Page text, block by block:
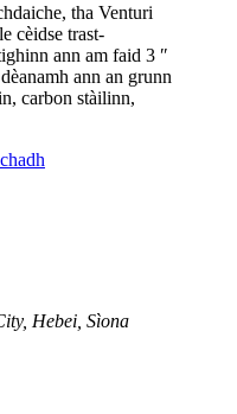
tha Venturi
cèidse trast-
ann am faid 3 ″
ann an grunn
carbon stàilinn,
Hebei, Sìona